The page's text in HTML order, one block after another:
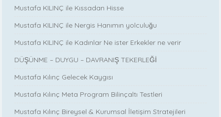
Mustafa KILINÇ ile Kıssadan Hisse
Mustafa KILINÇ ile Nergis Hanımın yolculuğu
Mustafa KILINÇ ile Kadınlar Ne ister Erkekler ne verir
DÜŞÜNME – DUYGU – DAVRANIŞ TEKERLEĞİ
Mustafa Kılınç Gelecek Kaygısı
Mustafa Kılınç Meta Program Bilinçaltı Testleri
Mustafa Kılınç Bireysel & Kurumsal İletişim Stratejileri